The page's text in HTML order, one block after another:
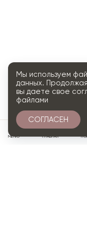
МЕНЮ ГЛАВНАЯ
Мы используем
данных.
вы даете свое
файлами
СОГЛАСЕН